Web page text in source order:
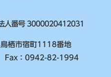
人番号 3000020412031
栖市宿町1118番地
：0942-82-1994